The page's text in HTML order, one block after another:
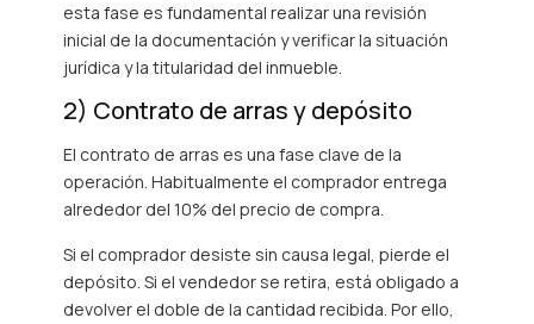
esta fase es fundamental realizar una revisión
inicial de la documentación y verificar la situación
jurídica y la titularidad del inmueble.
2) Contrato de arras y depósito
El contrato de arras es una fase clave de la
operación. Habitualmente el comprador entrega
alrededor del 10% del precio de compra.
Si el comprador desiste sin causa legal, pierde el
depósito. Si el vendedor se retira, está obligado a
devolver el doble de la cantidad recibida. Por ello,